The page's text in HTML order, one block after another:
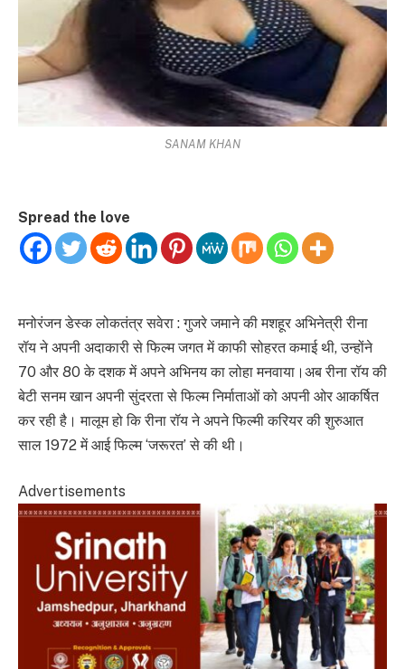
SANAM KHAN
Spread the love
मनोरंजन डेस्क लोकतंत्र सवेरा : गुजरे जमाने की मशहूर अभिनेत्री रीना
रॉय ने अपनी अदाकारी से फिल्म जगत में काफी सोहरत कमाई थी, उन्होंने
70 और 80 के दशक में अपने अभिनय का लोहा मनवाया।अब रीना रॉय की
बेटी सनम खान अपनी सुंदरता से फिल्म निर्माताओं को अपनी ओर आकर्षित
कर रही है। मालूम हो कि रीना रॉय ने अपने फिल्मी करियर की शुरुआत
साल 1972 में आई फिल्म ‘जरूरत’ से की थी।
Advertisements